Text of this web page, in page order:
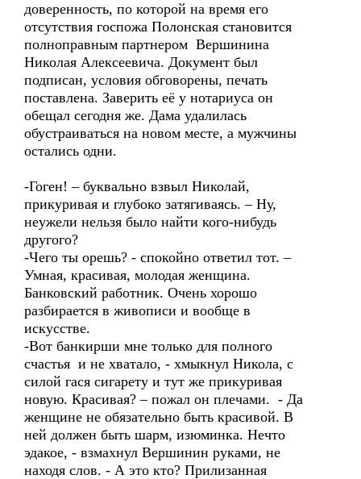
доверенность, по которой на время его
отсутствия госпожа Полонская становится
полноправным партнером Вершинина
Николая Алексеевича. Документ был
подписан, условия обговорены, печать
поставлена. Заверить её у нотариуса он
обещал сегодня же. Дама удалилась
обустраиваться на новом месте, а мужчины
остались одни.
-Гоген! – буквально взвыл Николай,
прикуривая и глубоко затягиваясь. – Ну,
неужели нельзя было найти кого-нибудь
другого?
-Чего ты орешь? - спокойно ответил тот. –
Умная, красивая, молодая женщина.
Банковский работник. Очень хорошо
разбирается в живописи и вообще в
искусстве.
-Вот банкирши мне только для полного
счастья и не хватало, - хмыкнул Никола, с
силой гася сигарету и тут же прикуривая
новую. Красивая? – пожал он плечами. - Да
женщине не обязательно быть красивой. В
ней должен быть шарм, изюминка. Нечто
эдакое, - взмахнул Вершинин руками, не
находя слов. - А это кто? Прилизанная